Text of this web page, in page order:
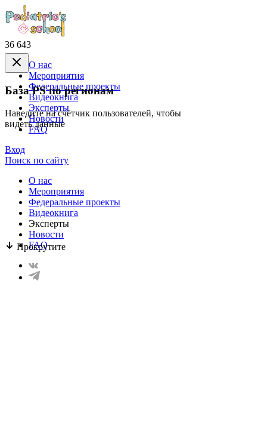
36 643
База PS по регионам
Наведите на счётчик пользователей, чтобы
видеть данные
Прокрутите
О нас
Mероприятия
Федеральные проекты
Видеокнига
Эксперты
Новости
FAQ
Вход
Поиск по сайту
О нас
Mероприятия
Федеральные проекты
Видеокнига
Эксперты
Новости
FAQ